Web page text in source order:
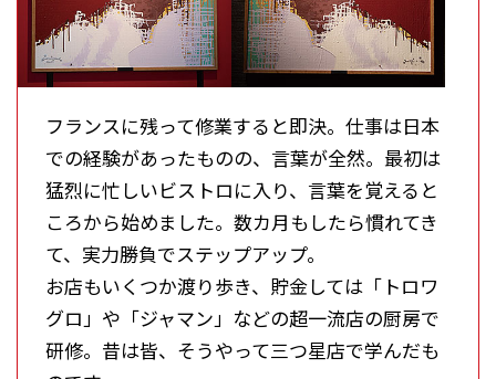
フランスに残って修業すると即決。仕事は日本
での経験があったものの、言葉が全然。最初は
猛烈に忙しいビストロに入り、言葉を覚えると
ころから始めました。数カ月もしたら慣れてき
て、実力勝負でステップアップ。
お店もいくつか渡り歩き、貯金しては「トロワ
グロ」や「ジャマン」などの超一流店の厨房で
研修。昔は皆、そうやって三つ星店で学んだも